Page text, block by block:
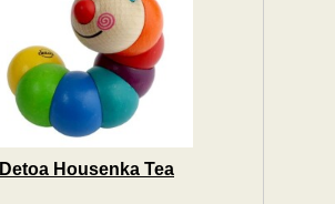
Detoa Housenka Tea